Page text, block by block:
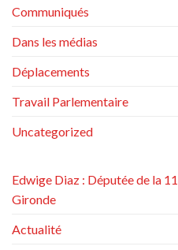
Communiqués
Dans les médias
Déplacements
Travail Parlementaire
Uncategorized
Edwige Diaz : Députée de la
Gironde
Actualité